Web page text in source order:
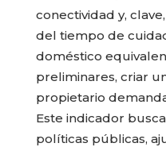
conectividad y,
del tiempo de
doméstico
preliminares, criar
propietario
Este indicador
políticas públicas,